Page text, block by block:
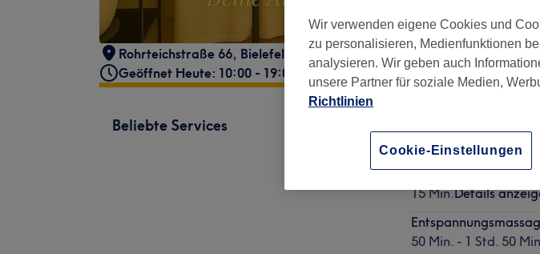
Rohrteichstraße 66, Bielefeld
33602
Geöffnet Heute: 10:00 - 19:00
Beliebte Services
15 Min.Details
Exklusives
15 Min.Details
50 Min. - 1 Std. 50
Wir verwenden eigene Cookies und
zu personalisieren, Medienfunktionen
analysieren. Wir geben auch
unsere Partner für soziale Medien,
Richtlinien
Cookie-Einstellungen